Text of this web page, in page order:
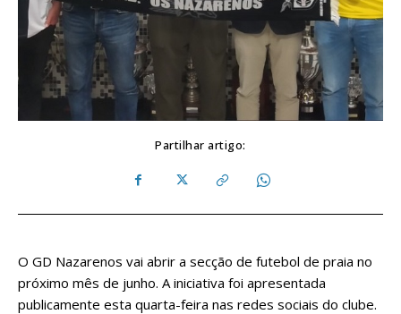
Partilhar artigo:
O GD Nazarenos vai abrir a secção de futebol de praia no
próximo mês de junho. A iniciativa foi apresentada
publicamente esta quarta-feira nas redes sociais do clube.